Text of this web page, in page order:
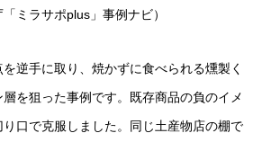
「ミラサポplus」事例ナビ）
を逆手に取り、焼かずに食べられる燻製く
を狙った事例です。既存商品の負のイメ
口で克服しました。同じ土産物店の棚で